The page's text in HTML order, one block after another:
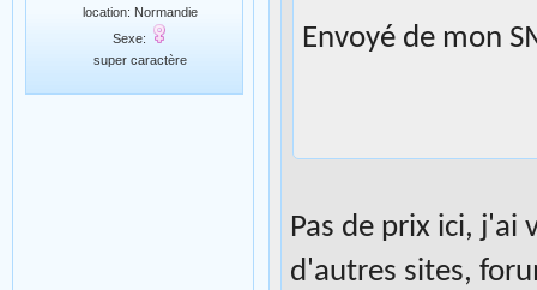
location: Normandie
Sexe:
super caractère
Envoyé de mon
Pas de prix ici, j'ai
d'autres sites,